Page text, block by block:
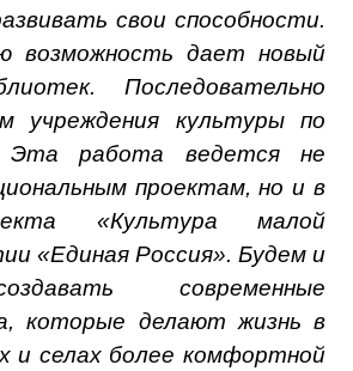
свои способности.
возможность дает новый
Последовательно
учреждения культуры по
Эта работа ведется не
проектам, но и в
«Культура малой
«Единая Россия». Будем и
современные
которые делают жизнь в
и селах более комфортной